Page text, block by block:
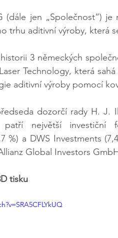
(dále jen „Společnost“)
trhu aditivní výroby, která
3 německých
Technology, která
aditivní výroby pomocí
dozorčí rady H. J.
patří největší
%) a DWS Investments
Global Investors
tisku